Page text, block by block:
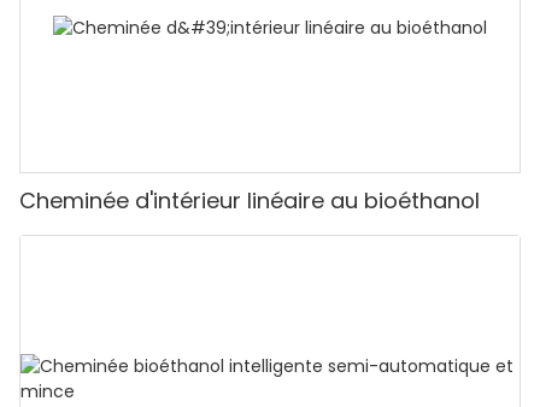
Cheminée d'intérieur linéaire au bioéthanol